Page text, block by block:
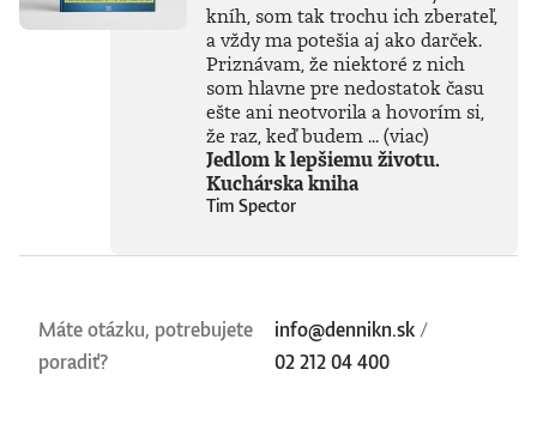
kníh, som tak trochu ich zberateľ,
a vždy ma potešia aj ako darček.
Priznávam, že niektoré z nich
som hlavne pre nedostatok času
ešte ani neotvorila a hovorím si,
že raz, keď budem ...(viac)
Jedlom k lepšiemu životu.
Kuchárska kniha
Tim Spector
Máte otázku, potrebujete
poradiť?
info@dennikn.sk /
02 212 04 400